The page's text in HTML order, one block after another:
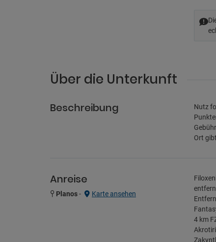
Über die Unterkunft
Beschreibung
Nutz
Ort
Anreise
Planos- Karte ansehen
4 km